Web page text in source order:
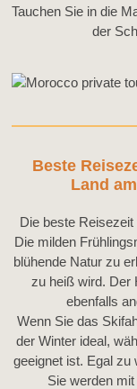
Tauchen Sie in die
der
Beste
Land
Die beste
Die milden
blühende Natur zu
zu heiß wird. Der
ebenfalls
Wenn Sie das
der Winter ideal,
geeignet ist. Egal
Sie werden